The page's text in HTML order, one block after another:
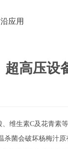
应用
超高压设
维生素C及花青素
杀菌会破坏杨梅汁